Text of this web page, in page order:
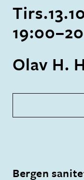
Tirs.13.
19:00–
Olav H.
Bergen